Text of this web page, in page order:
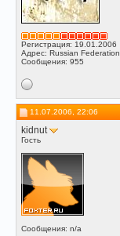
Регистрация: 19.01.2006
Адрес: Russian Federation
Сообщения: 955
11.07.2006, 22:06
kidnut
Гость
Сообщения: n/a